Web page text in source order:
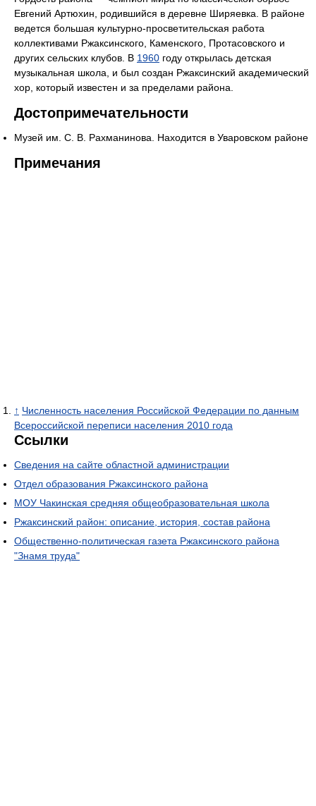
Евгений Артюхин, родившийся в деревне Ширяевка. В районе
ведется большая культурно-просветительская работа
коллективами Ржаксинского, Каменского, Протасовского и
других сельских клубов. В 1960 году открылась детская
музыкальная школа, и был создан Ржаксинский академический
хор, который известен и за пределами района.
Достопримечательности
Музей им. С. В. Рахманинова. Находится в Уваровском районе
Примечания
↑ Численность населения Российской Федерации по данным
Всероссийской переписи населения 2010 года
Ссылки
Сведения на сайте областной администрации
Отдел образования Ржаксинского района
МОУ Чакинская средняя общеобразовательная школа
Ржаксинский район: описание, история, состав района
Общественно-политическая газета Ржаксинского района
"Знамя труда"